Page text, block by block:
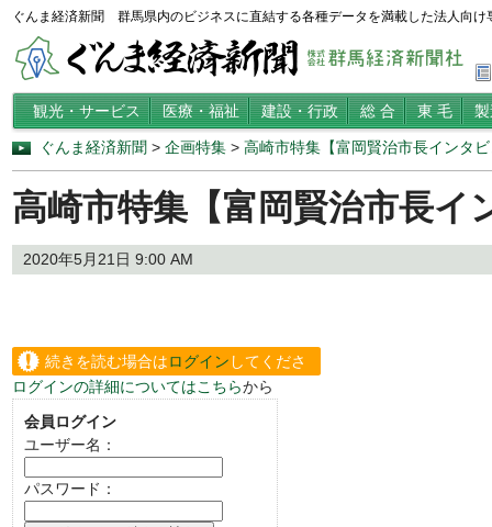
ぐんま経済新聞 群馬県内のビジネスに直結する各種データを満載した法人向け
観光・サービス 医療・福祉 建設・行政 総 合 東 毛
ぐんま経済新聞 > 企画特集 > 高崎市特集【富岡賢治市長インタ
高崎市特集【富岡賢治市長イ
2020年5月21日 9:00 AM
続きを読む場合はログイン してくださ
い。
ログインの詳細についてはこちらから
会員ログイン
ユーザー名：
パスワード：